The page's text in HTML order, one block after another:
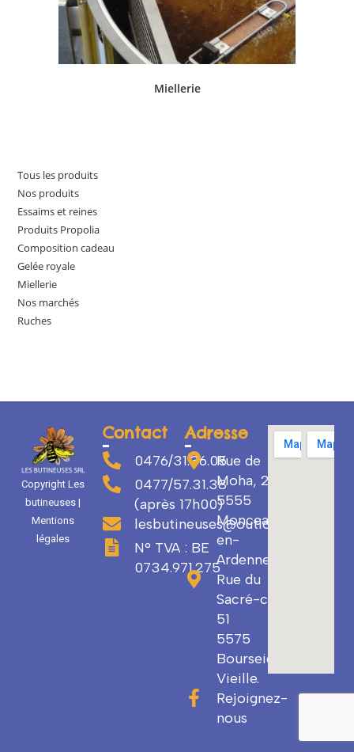
Miellerie
Tous les produits
Nos produits
Essaims et reines
Produits Propolia
Composition cadeau
Gelée royale
Miellerie
Nos marchés
Ruches
Copyright Les
butineuses |
Mentions
légales
Contact
0476/31.36.05
0477/57.31.38
(après 17h00)
lesbutineuses@outlook.com
N° TVA : BE
0734.971.275
Adresse
Rue de
Moha, 29
5555
Monceau-
en-
Ardenne
Rue du
Sacré-cœur
51
5575
Bourseigne-
Vieille.
Rejoignez-
nous